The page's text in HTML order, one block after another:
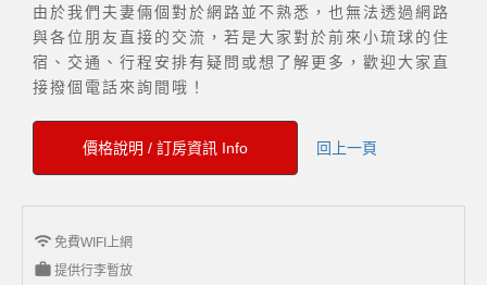
由於我們夫妻倆個對於網路並不熟悉，也無法透過網路
與各位朋友直接的交流，若是大家對於前來小琉球的住
宿、交通、行程安排有疑問或想了解更多，歡迎大家直
接撥個電話來詢間哦！
價格說明 / 訂房資訊 Info 回上一頁
wifi 免費WIFI上網
work 提供行李暫放